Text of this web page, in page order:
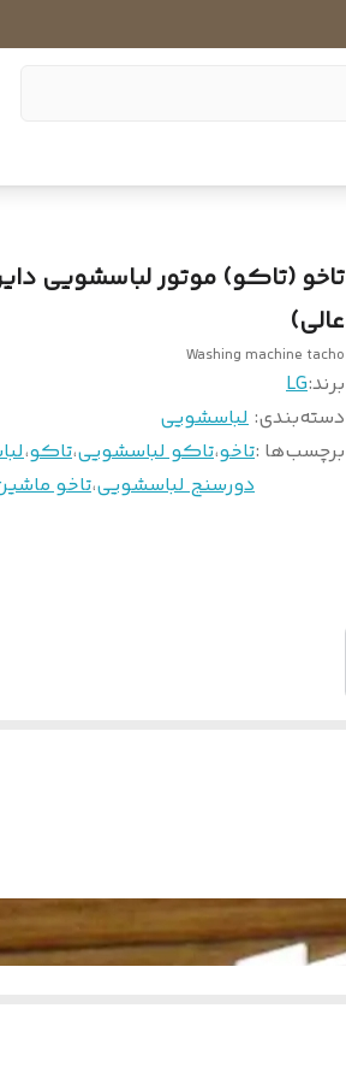
تاخو (تاکو) موتور لباسشویی
عالی)
Washing machine tacho
برند:LG
دسته‌بندی: لباسشویی
برچسب‌ها :تاخو،تاکو لباسشویی،تاکو،
دورسنج لباسشویی،تاخو